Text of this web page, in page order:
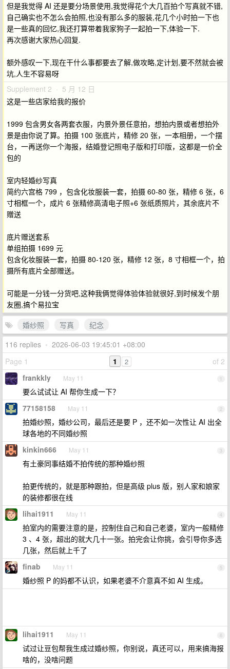
但是我觉得 AI 还是要分场景使用,我觉得花个大几百拍个写真就不错,
自己确实也不怎么会拍照,也没有那么多的服装,花几个小时拍一下也
是一些真的回忆,我还打算带着我家狗子一起拍一下,体验一下.
再次感谢大家热心回复.
额外感叹一下,现在干什么事都要去了解,做攻略,定计划,要不然就会被
坑,人生不容易呀
Supplement 2 · 5 月 12 日
这是一些店家给我的报价
1999 包含男女各两套衣服，内景外景任意拍，想拍内景或者想拍外
景是由你说了算。拍摄 100 张底片，精修 20 张，一本相册，一个摆
台，一再送你一个海报，结婚登记照电子版和打印版，这都是一价全
包的
室内轻婚纱写真
简约六宫格 799 ，包含化妆服装一套，拍摄 60-80 张，精修 6 张，6
寸相框一个，成片 6 张精修高清电子照+6 张纸质照片，其余底片不
赠送
底片赠送套系
单组拍摄 1699 元
包含化妆服装一套，拍摄 80-120 张，精修 12 张，8 寸相框一个，拍
摄所有底片全部赠送。
可能是一分钱一分货吧,这种我俩觉得体验体验就很好,到时候发个朋
友圈,搞个易拉宝
婚纱照
写真
纪念
116 replies • 2026-06-03 19:45:01 +08:00
Page 1
of 2
1 2
1
frankkly May 11
要么试试让 AI 帮你生成一下？
2
77158158 May 11
拍婚纱照，婚纱公司，最后还是要 P ，还不如一次性让 AI 出全
球各地的不同婚纱照
3
kinkin666 May 11
有土豪同事结婚不拍传统的那种婚纱照
拍更传统的，就是那种跟拍，但是高级 plus 版，别人家和娘家
的装修都很在线
4
lihai1911 May 11
拍室内的需要注意的是，控制住自己和自己老婆，室内一般精修
3 、4 张，超出的就大几十一张。拍完会让你挑，会引导你多选
几张，然后就上千了
5
finab May 11
婚纱照 P 的妈都不认识，如果老婆不介意真不如 AI 生成。
6
lihai1911 May 11
试过让豆包帮我生成过婚纱照，你别说，真还可以，用来搞海报
啥的，没啥问题